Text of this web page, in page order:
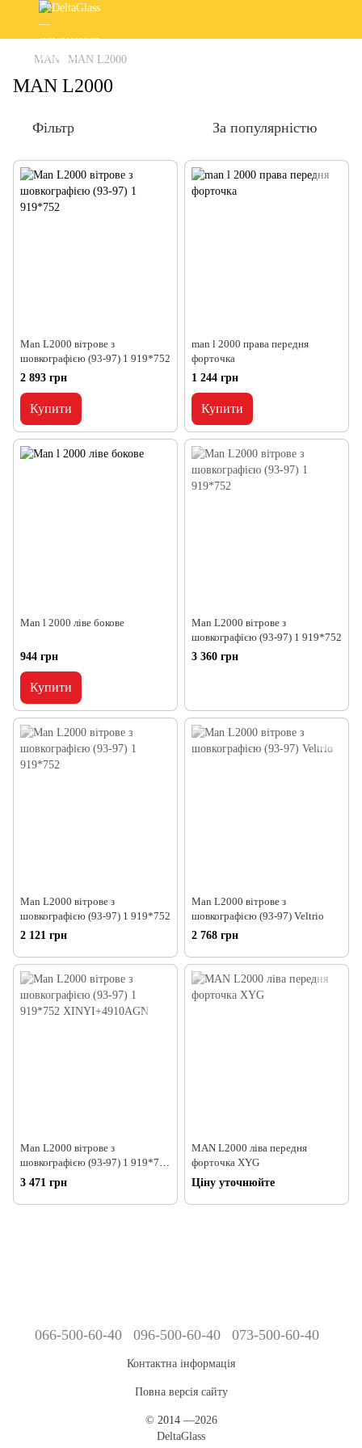
MAN MAN L2000
MAN L2000
Фільтр За популярністю
Man L2000 вітрове з
шовкографією (93-97) 1 919*752
2 893 грн
Купити
man l 2000 права передня
форточка
1 244 грн
Купити
Man l 2000 ліве бокове
944 грн
Купити
Man L2000 вітрове з
шовкографією (93-97) 1 919*752
3 360 грн
Man L2000 вітрове з
шовкографією (93-97) 1 919*752
2 121 грн
Man L2000 вітрове з
шовкографією (93-97) Veltrio
2 768 грн
Man L2000 вітрове з
шовкографією (93-97) 1 919*752
XINYI+4910AGN
3 471 грн
MAN L2000 ліва передня
форточка XYG
Ціну уточнюйте
066-500-60-40 096-500-60-40 073-500-60-40
Контактна інформація
Повна версія сайту
© 2014—2026
DeltaGlass